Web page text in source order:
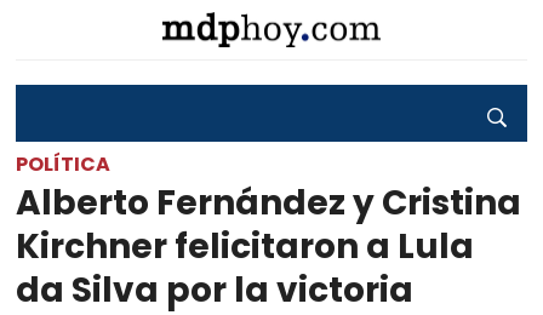
POLÍTICA
Alberto Fernández y Cristina
Kirchner felicitaron a Lula
da Silva por la victoria